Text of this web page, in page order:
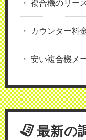
複合機のリー
カウンター料
安い複合機メ
最新の